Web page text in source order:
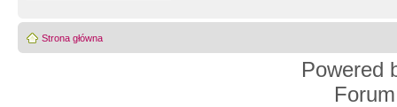
Strona główna
Powered